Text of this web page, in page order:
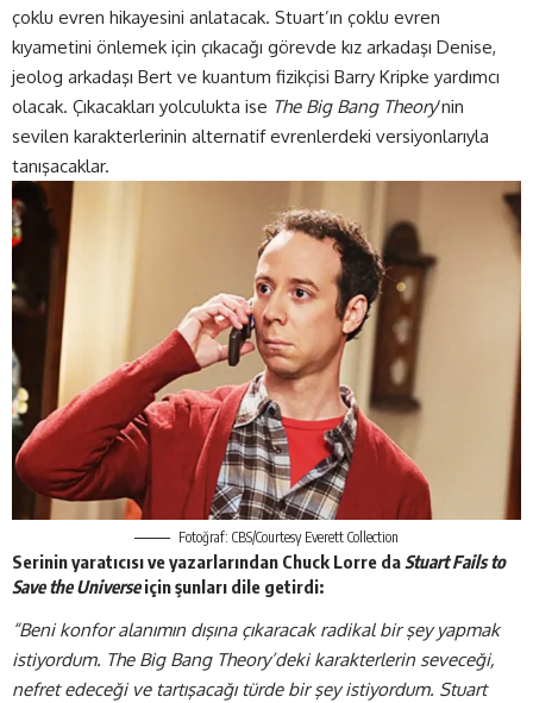
çoklu evren hikayesini anlatacak. Stuart’ın çoklu evren
kıyametini önlemek için çıkacağı görevde kız arkadaşı Denise,
jeolog arkadaşı Bert ve kuantum fizikçisi Barry Kripke yardımcı
olacak. Çıkacakları yolculukta ise The Big Bang Theory‘nin
sevilen karakterlerinin alternatif evrenlerdeki versiyonlarıyla
tanışacaklar.
Fotoğraf: CBS/Courtesy Everett Collection
Serinin yaratıcısı ve yazarlarından Chuck Lorre da Stuart Fails to
Save the Universeiçin şunları dile getirdi:
“Beni konfor alanımın dışına çıkaracak radikal bir şey yapmak
istiyordum. The Big Bang Theory’deki karakterlerin seveceği,
nefret edeceği ve tartışacağı türde bir şey istiyordum. Stuart